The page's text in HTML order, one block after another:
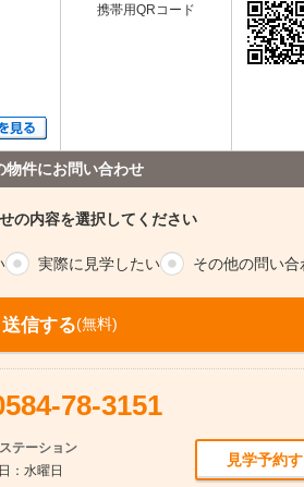
携帯用QRコード
物件にお問い合わせ
の内容を選択してください
実際に 見学したい その他の問い合
送信する(無料)
78-3151
テーション
：水曜日
見学予約